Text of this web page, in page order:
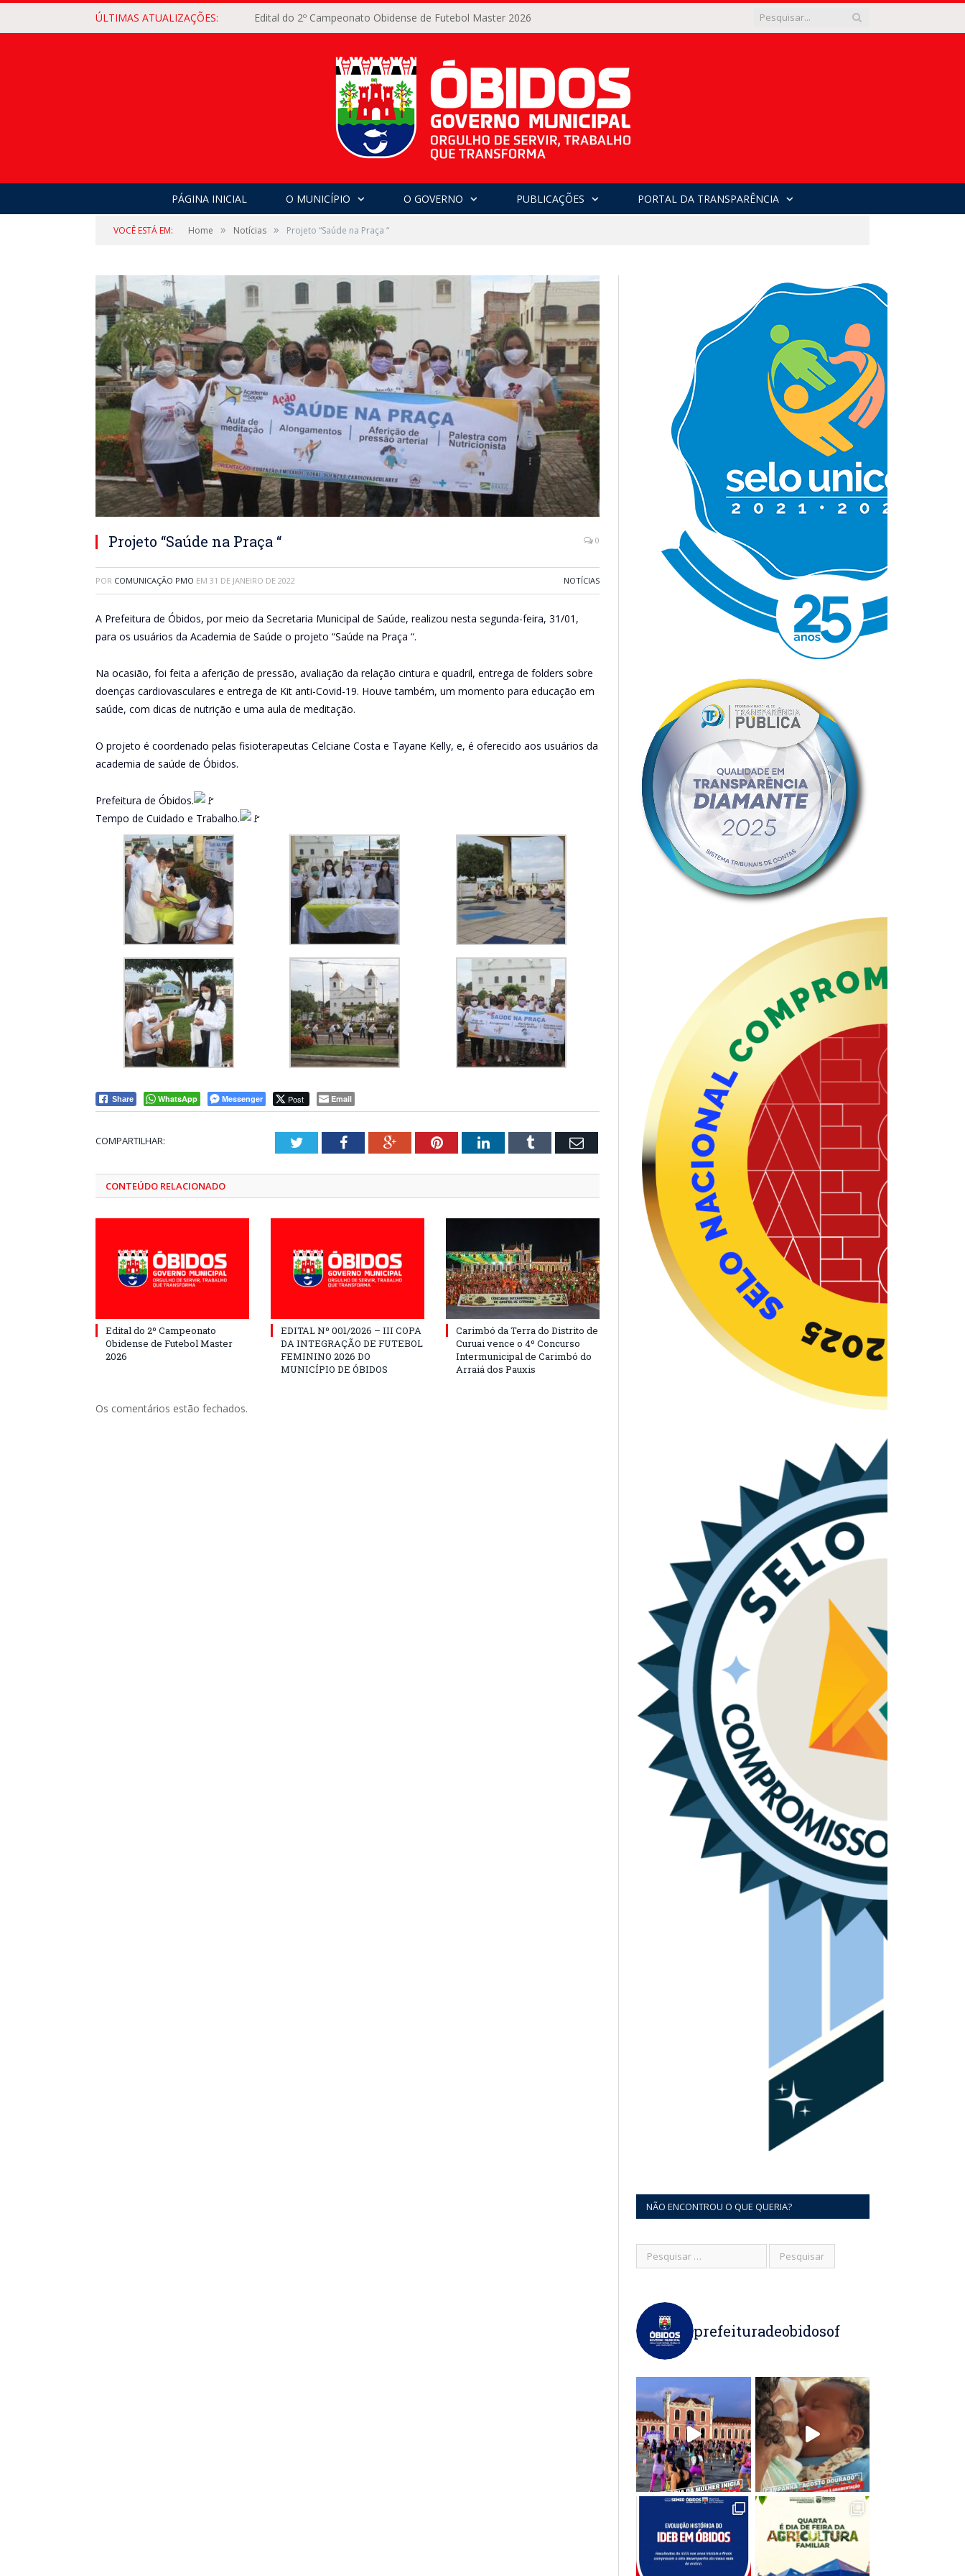
ÚLTIMAS ATUALIZAÇÕES: Edital do 2º Campeonato Obidense de Futebol Master 2026
PÁGINA INICIAL O MUNICÍPIO O GOVERNO PUBLICAÇÕES PORTAL DA TRANSPARÊNCIA
VOCÊ ESTÁ EM: Home » Notícias » Projeto “Saúde na Praça “
Projeto “Saúde na Praça “ 0
POR COMUNICAÇÃO PMO EM 31 DE JANEIRO DE 2022 NOTÍCIAS
A Prefeitura de Óbidos, por meio da Secretaria Municipal de Saúde, realizou nesta segunda-feira, 31/01,
para os usuários da Academia de Saúde o projeto “Saúde na Praça “.
Na ocasião, foi feita a aferição de pressão, avaliação da relação cintura e quadril, entrega de folders sobre
doenças cardiovasculares e entrega de Kit anti-Covid-19. Houve também, um momento para educação em
saúde, com dicas de nutrição e uma aula de meditação.
O projeto é coordenado pelas fisioterapeutas Celciane Costa e Tayane Kelly, e, é oferecido aos usuários da
academia de saúde de Óbidos.
Prefeitura de Óbidos.
Tempo de Cuidado e Trabalho.
Share WhatsApp Messenger Post Email
COMPARTILHAR: TwitterFacebookGoogle+PinterestLinkedInTumblr Email
CONTEÚDO RELACIONADO
Edital do 2º Campeonato
Obidense de Futebol Master
2026
EDITAL Nº 001/2026 – III COPA
DA INTEGRAÇÃO DE FUTEBOL
FEMININO 2026 DO
MUNICÍPIO DE ÓBIDOS
Carimbó da Terra do Distrito de
Curuai vence o 4º Concurso
Intermunicipal de Carimbó do
Arraiá dos Pauxis
Os comentários estão fechados.
NÃO ENCONTROU O QUE QUERIA?
prefeituradeobidosof